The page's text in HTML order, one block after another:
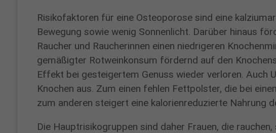
jederzeit!
UNSERE
AMBULANZ
UND
SPRECHZEITEN
FINDEN SIE
Risikofaktoren für eine Osteoporose sind eine
Bewegung sowie wenig Sonnenlicht. Darüber hinaus
Raucher und Raucherinnen einen niedrigeren
gemäßigter Rotweinkonsum fördernd auf den
Effekt bei gesteigertem Genuss wieder verloren. Auch
Knochen aus. Zum einen fehlen Fettpolster, die bei
zum anderen steigert eine kalorienreduzierte Nahrung
Die Hauptrisikogruppen sind daher Frauen, die